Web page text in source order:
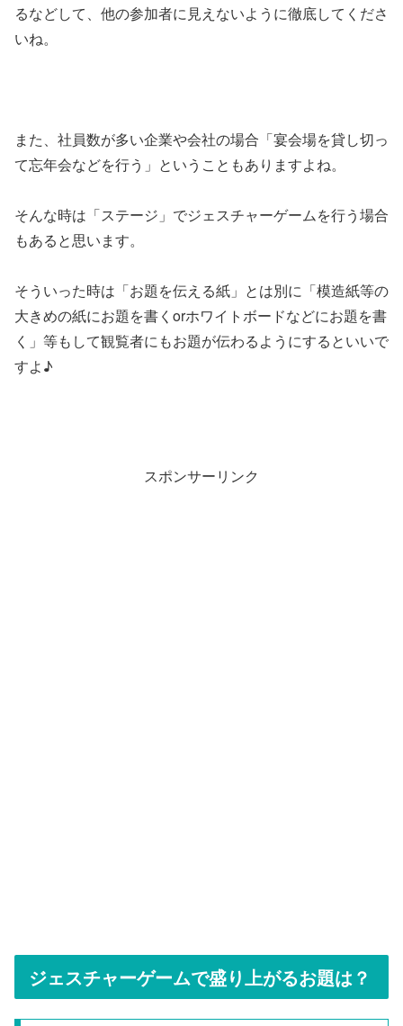
るなどして、他の参加者に見えないように徹底してくださ
いね。
また、社員数が多い企業や会社の場合「宴会場を貸し切っ
て忘年会などを行う」ということもありますよね。
そんな時は「ステージ」でジェスチャーゲームを行う場合
もあると思います。
そういった時は「お題を伝える紙」とは別に「模造紙等の
大きめの紙にお題を書くorホワイトボードなどにお題を書
く」等もして観覧者にもお題が伝わるようにするといいで
すよ♪
スポンサーリンク
ジェスチャーゲームで盛り上がるお題は？